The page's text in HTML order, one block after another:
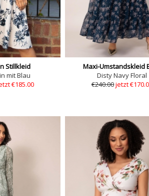
Stillkleid
mit Blau
€185.00
Maxi-Umstandskleid
Disty Navy Floral
€240.00jetzt